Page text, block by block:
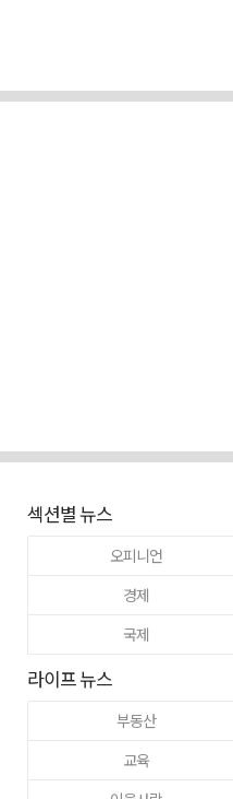
섹션별 뉴스
오피니언
경제
국제
라이프 뉴스
부동산
교육